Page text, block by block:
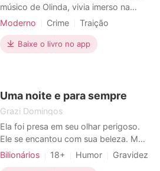
músico de Olinda, vivia imerso na
melodia do seu cavaquinho,
Isabella Albuquerque Menezes, Isa,
uma rica herdeira do Recife. Sua
um terrível acidente de buggy em
Nata
Moderno Crime
Traição
Vingança
Armadilha
Baixe o livro no app
Uma noite e para sempre
Grazi Domingos
Ela foi presa em seu olhar perigoso.
Ele se encantou com sua beleza. Mas
ambos queriam apenas uma noite...
Bilionários 18+ Humor
Gravidez